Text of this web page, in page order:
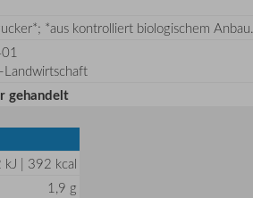
*aus kontrolliert biologischem Anbau.
gehandelt
kJ | 392 kcal
1,9 g